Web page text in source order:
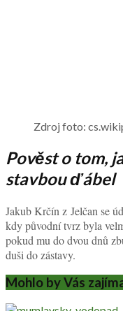
Zdroj foto:
Pověst o tom,
stavbou ďábel
Jakub Krčín z Jelčan se
kdy původní tvrz byla
pokud mu do dvou dnů
duši do zástavy.
Mohlo by Vás